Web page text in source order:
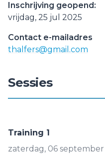
Inschrijving geopend:
vrijdag, 25 jul 2025
Contact e-mailadres
thalfers@gmail.com
Sessies
Training 1
zaterdag, 06 september